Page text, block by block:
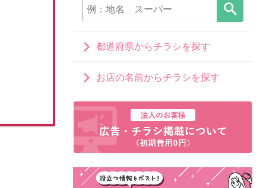
都道府県からチラシを探す
お店の名前からチラシを探す